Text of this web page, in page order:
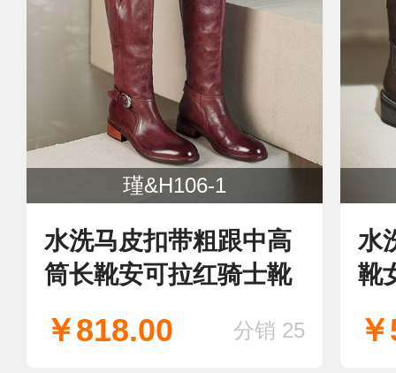
瑾&H106-1
水洗马皮扣带粗跟中高
筒长靴安可拉红骑士靴
￥818.00 分销 25
水
靴